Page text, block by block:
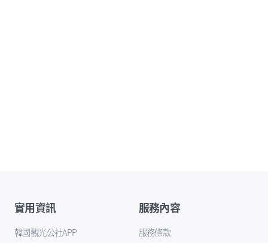
實用資訊
韓國觀光公社APP
服務內容
服務條款